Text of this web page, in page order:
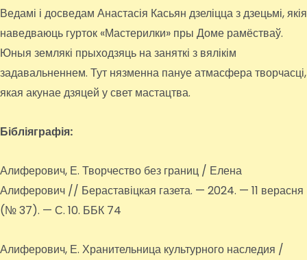
Ведамі і досведам Анастасія Касьян дзеліцца з дзецьмі, якія
наведваюць гурток «Мастерилки» пры Доме рамёстваў.
Юныя землякі прыходзяць на заняткі з вялікім
задавальненнем. Тут нязменна пануе атмасфера творчасці,
якая акунае дзяцей у свет мастацтва.
Бібліяграфія:
Алиферович, Е. Творчество без границ / Елена
Алиферович // Бераставіцкая газета. — 2024. — 11 верасня
(№ 37). — С. 10. ББК 74
Алиферович, Е. Хранительница культурного наследия /